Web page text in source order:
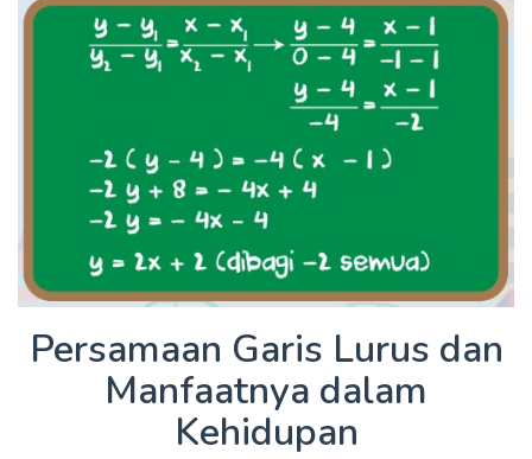
Persamaan Garis Lurus dan
Manfaatnya dalam
Kehidupan